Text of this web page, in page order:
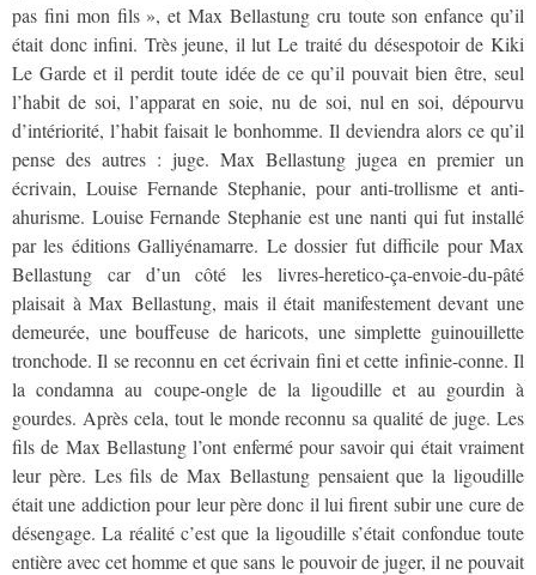
pas fini mon fils », et Max Bellastung cru toute son enfance qu’il
était donc infini. Très jeune, il lut Le traité du désespotoir de Kiki
Le Garde et il perdit toute idée de ce qu’il pouvait bien être, seul
l’habit de soi, l’apparat en soie, nu de soi, nul en soi, dépourvu
d’intériorité, l’habit faisait le bonhomme. Il deviendra alors ce qu’il
pense des autres : juge. Max Bellastung jugea en premier un
écrivain, Louise Fernande Stephanie, pour anti-trollisme et anti-
ahurisme. Louise Fernande Stephanie est une nanti qui fut installé
par les éditions Galliyénamarre. Le dossier fut difficile pour Max
Bellastung car d’un côté les livres-heretico-ça-envoie-du-pâté
plaisait à Max Bellastung, mais il était manifestement devant une
demeurée, une bouffeuse de haricots, une simplette guinouillette
tronchode. Il se reconnu en cet écrivain fini et cette infinie-conne. Il
la condamna au coupe-ongle de la ligoudille et au gourdin à
gourdes. Après cela, tout le monde reconnu sa qualité de juge. Les
fils de Max Bellastung l’ont enfermé pour savoir qui était vraiment
leur père. Les fils de Max Bellastung pensaient que la ligoudille
était une addiction pour leur père donc il lui firent subir une cure de
désengage. La réalité c’est que la ligoudille s’était confondue toute
entière avec cet homme et que sans le pouvoir de juger, il ne pouvait